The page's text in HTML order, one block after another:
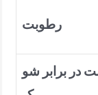
رطوبت
در برابر شو